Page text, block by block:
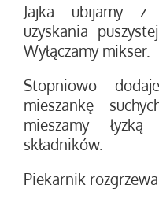
Jajka ubijamy
uzyskania
Wyłączamy mikser.
Stopniowo
mieszankę
mieszamy
składników.
Piekarnik